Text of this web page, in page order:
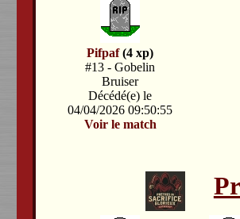
Pifpaf(4 xp)
#13 - Gobelin
Bruiser
Décédé(e) le
04/04/2026 09:50:55
Voir le match